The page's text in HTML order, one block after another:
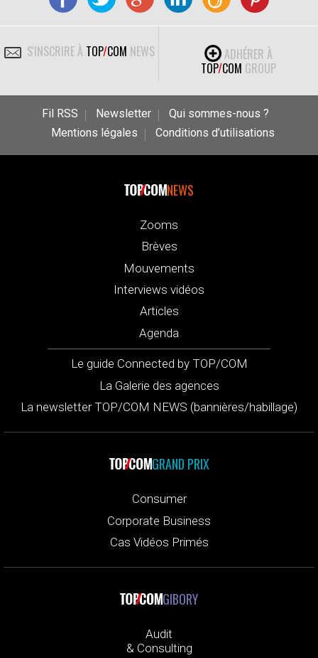
S'INSCRIRE À TOP/COM NEWS
ADHÉRER À
TOP/COM GROUP
Fil RSS Newsletter
Qui sommes-nous ?
Mentions légales
Conditions d’utilisations
NEWS
Zooms
Brèves
Mouvements
Interviews vidéos
Articles
Agenda
Le guide Connected by TOP/COM
La Galerie des agences
La newsletter TOP/COM NEWS (bannières/habillage)
GRAND PRIX
Consumer
Corporate Business
Cas Vidéos Primés
GIBORY
Audit
& Consulting